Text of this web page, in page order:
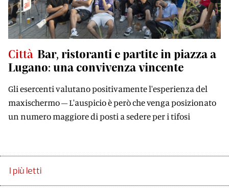
Città Bar, ristoranti e partite in piazza a
Lugano: una convivenza vincente
Gli esercenti valutano positivamente l'esperienza del
maxischermo – L'auspicio è però che venga posizionato
un numero maggiore di posti a sedere per i tifosi
I più letti